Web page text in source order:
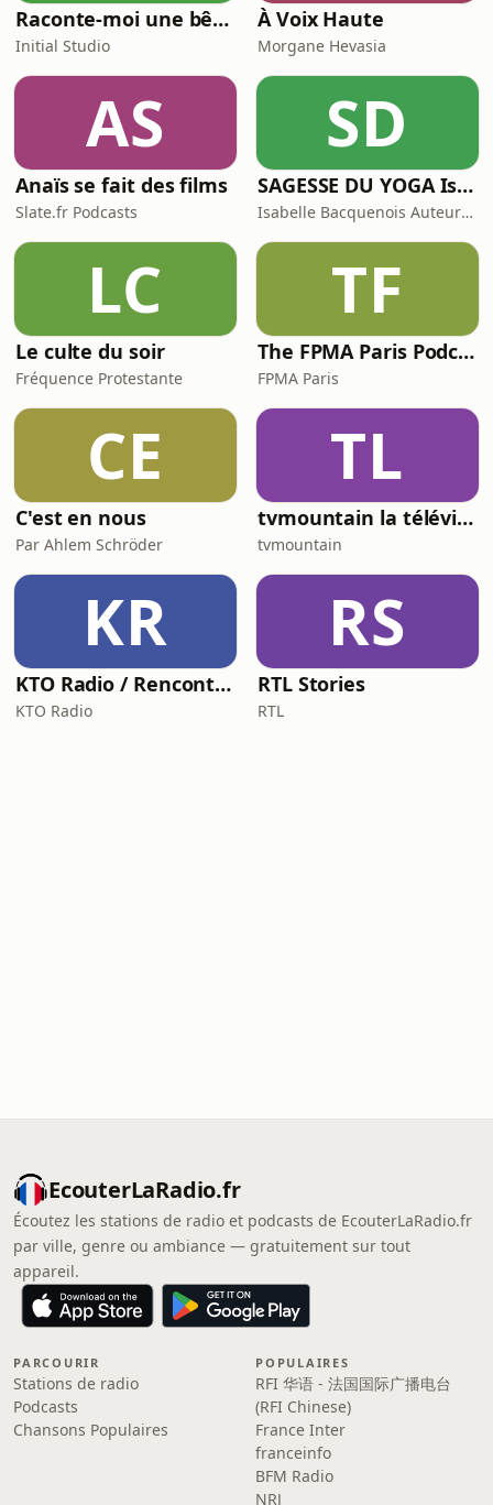
Raconte-moi une bêtise
Initial Studio
À Voix Haute
Morgane Hevasia
AS
Anaïs se fait des films
Slate.fr Podcasts
SD
SAGESSE DU YOGA Isabelle Bacquenois Auteure Yogini
Isabelle Bacquenois Auteure & Yogini
LC
Le culte du soir
Fréquence Protestante
TF
The FPMA Paris Podcast
FPMA Paris
CE
C'est en nous
Par Ahlem Schröder
TL
tvmountain la télévision montagne alpinisme ski de randonnée sur le web basée au Pays du Mont-Blanc
tvmountain
KR
KTO Radio / Rencontre avec
KTO Radio
RS
RTL Stories
RTL
EcouterLaRadio.fr
Écoutez les stations de radio et podcasts de EcouterLaRadio.fr
par ville, genre ou ambiance — gratuitement sur tout
appareil.
PARCOURIR
Stations de radio
Podcasts
Chansons Populaires
POPULAIRES
RFI 华语 - 法国国际广播电台
(RFI Chinese)
France Inter
franceinfo
BFM Radio
NRJ